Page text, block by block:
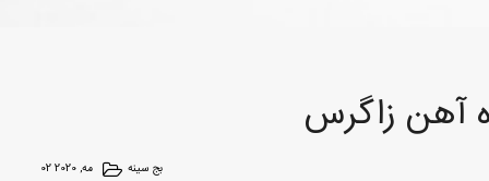
آهن زاگرس
بج سینه 02 مه, 2020